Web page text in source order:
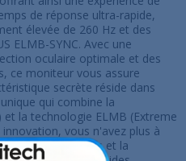
de réponse ultra-rapide,
élevée de 260 Hz et des
ELMB-SYNC. Avec une
oculaire optimale et des
ce moniteur vous assure
secrète réside dans
qui combine la
la technologie ELMB (Extreme
vous n'avez plus à
déchirements et la